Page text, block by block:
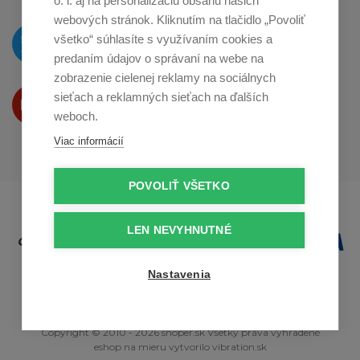
O novinkách píšeme
na Twitteri
Produkty Vám predstavujeme
naYoutube
Copyright © 2010 - 2026 snoper.sk Všetky práva vyhradené
eshop na mieru vytvorilo vibration.sk
webových stránok. Kliknutím na tlačidlo „Povoliť
všetko“ súhlasíte s využívaním cookies a
predaním údajov o správaní na webe na
zobrazenie cielenej reklamy na sociálnych
sieťach a reklamných sieťach na ďalších
weboch.
Viac informácií
POVOLIŤ VŠETKO
LEN NEVYHNUTNÉ
Nastavenia